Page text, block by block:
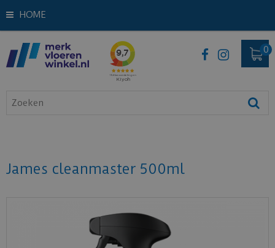
HOME
James cleanmaster 500ml